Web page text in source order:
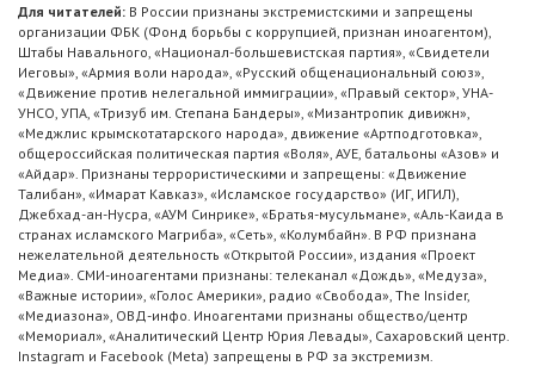
Для читателей: В России признаны экстремистскими и запрещены
организации ФБК (Фонд борьбы с коррупцией, признан иноагентом),
Штабы Навального, «Национал-большевистская партия», «Свидетели
Иеговы», «Армия воли народа», «Русский общенациональный союз»,
«Движение против нелегальной иммиграции», «Правый сектор», УНА-
УНСО, УПА, «Тризуб им. Степана Бандеры», «Мизантропик дивижн»,
«Меджлис крымскотатарского народа», движение «Артподготовка»,
общероссийская политическая партия «Воля», АУЕ, батальоны «Азов» и
«Айдар». Признаны террористическими и запрещены: «Движение
Талибан», «Имарат Кавказ», «Исламское государство» (ИГ, ИГИЛ),
Джебхад-ан-Нусра, «АУМ Синрике», «Братья-мусульмане», «Аль-Каида в
странах исламского Магриба», «Сеть», «Колумбайн». В РФ признана
нежелательной деятельность «Открытой России», издания «Проект
Медиа». СМИ-иноагентами признаны: телеканал «Дождь», «Медуза»,
«Важные истории», «Голос Америки», радио «Свобода», The Insider,
«Медиазона», ОВД-инфо. Иноагентами признаны общество/центр
«Мемориал», «Аналитический Центр Юрия Левады», Сахаровский центр.
Instagram и Facebook (Metа) запрещены в РФ за экстремизм.